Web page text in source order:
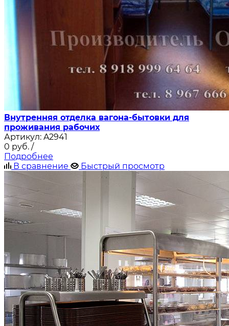
Внутренняя отделка вагона-бытовки для
проживания рабочих
Артикул: A2941
0 руб. /
Подробнее
В сравнение
Быстрый просмотр